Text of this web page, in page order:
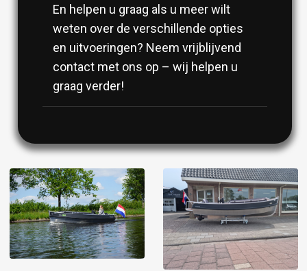
En helpen u graag als u meer wilt
weten over de verschillende opties
en uitvoeringen? Neem vrijblijvend
contact met ons op – wij helpen u
graag verder!
Image Image